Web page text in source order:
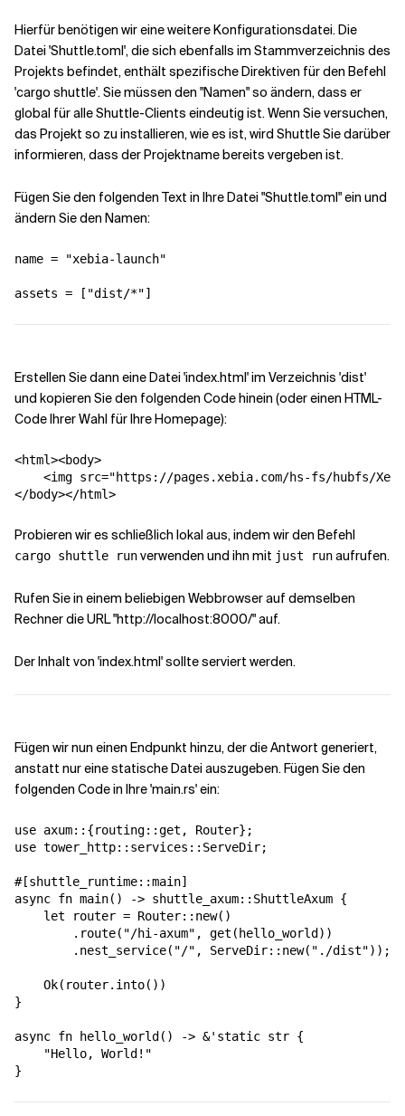
Hierfür benötigen wir eine weitere Konfigurationsdatei. Die
Datei 'Shuttle.toml', die sich ebenfalls im Stammverzeichnis des
Projekts befindet, enthält spezifische Direktiven für den Befehl
'cargo shuttle'. Sie müssen den "Namen" so ändern, dass er
global für alle Shuttle-Clients eindeutig ist. Wenn Sie versuchen,
das Projekt so zu installieren, wie es ist, wird Shuttle Sie darüber
informieren, dass der Projektname bereits vergeben ist.
Fügen Sie den folgenden Text in Ihre Datei "Shuttle.toml" ein und
ändern Sie den Namen:
name = "xebia-launch"
assets = ["dist/*"]
Erstellen Sie dann eine Datei 'index.html' im Verzeichnis 'dist'
und kopieren Sie den folgenden Code hinein (oder einen HTML-
Code Ihrer Wahl für Ihre Homepage):
<html><body>
<img src="https://pages.xebia.com/hs-fs/hubfs/
</body></html>
Probieren wir es schließlich lokal aus, indem wir den Befehl
cargo shuttle runverwenden und ihn mit just runaufrufen.
Rufen Sie in einem beliebigen Webbrowser auf demselben
Rechner die URL "http://localhost:8000/" auf.
Der Inhalt von 'index.html' sollte serviert werden.
Fügen wir nun einen Endpunkt hinzu, der die Antwort generiert,
anstatt nur eine statische Datei auszugeben. Fügen Sie den
folgenden Code in Ihre 'main.rs' ein:
use axum::{routing::get, Router};
use tower_http::services::ServeDir;
#[shuttle_runtime::main]
async fn main() -> shuttle_axum::ShuttleAxum {
    let router = Router::new()
        .route("/hi-axum", get(hello_world))
        .nest_service("/", ServeDir::new("./dist"));
    Ok(router.into())
}
async fn hello_world() -> &'static str {
    "Hello, World!"
}